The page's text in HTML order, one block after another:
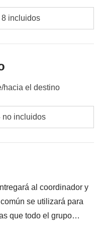
8 incluidos
hacia el destino
en la sección "Qué está
no incluidos
al coordinador y
se utilizará para
que todo el grupo